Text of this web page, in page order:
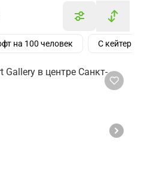
на 100 человек С